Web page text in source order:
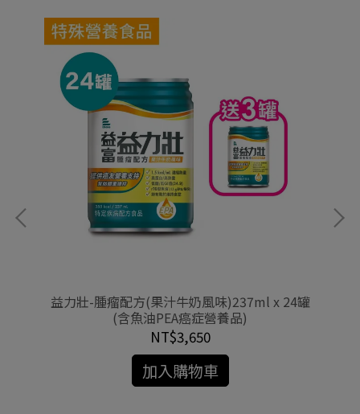
益力壯-腫瘤配方(果汁牛奶風味)237ml x 24罐
(含魚油PEA癌症營養品)
NT$3,650
加入購物車